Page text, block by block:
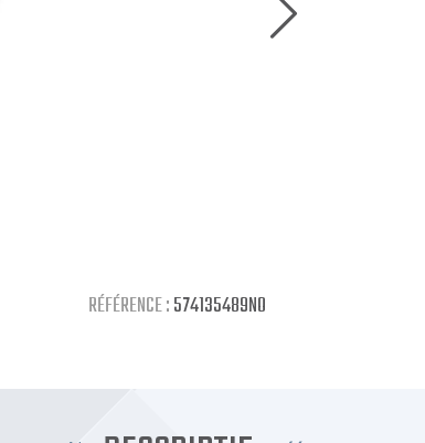
RÉFÉRENCE :574135489NO